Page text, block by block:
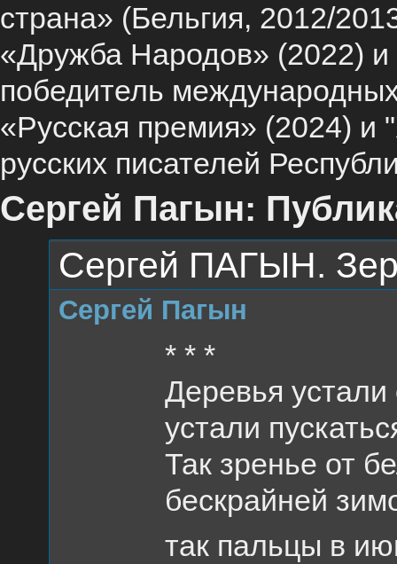
страна» (Бельгия, 2012/
«Дружба Народов» (2022)
победитель
«Русская премия» (2024)
русских писателей
Сергей Пагын:
Сергей ПАГЫН.
Сергей Пагын
* * *
Деревья устали
устали
Так зренье от
бескрайней
так пальцы в